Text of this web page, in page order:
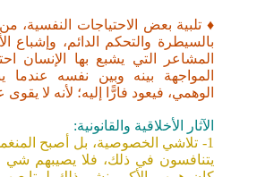
♦ تلبية بعض الاحتياجات النفسية،
بالسيطرة والتحكم الدائم، وإشباع
المشاعر التي يشبع بها الإنسان
المواجهة بينه وبين نفسه عندما
الوهمي، فيعود فارًّا إليه؛ لأنه لا
الآثار الأخلاقية والقانونية:
1- تلاشي الخصوصية، بل أصبح
يتنافسون في ذلك، فلا يصيبهم شي